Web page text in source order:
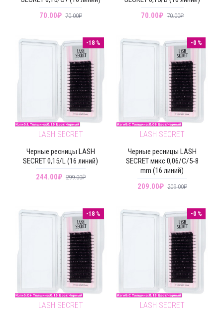
70.00₽ 70.00₽
70.00₽ 70.00₽
-18 %
LASH SECRET
Черные ресницы LASH
SECRET 0,15/L (16 линий)
244.00₽ 299.00₽
-0 %
LASH SECRET
Черные ресницы LASH
SECRET микс 0,06/С/5-8
mm (16 линий)
209.00₽ 209.00₽
-18 %
LASH SECRET
-0 %
LASH SECRET